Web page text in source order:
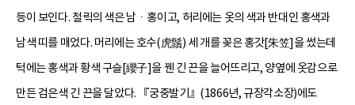
등이 보인다. 철릭의 색은 남ㆍ홍이고, 허리에는 옷의 색과 반대인 홍색과
남색 띠를 매었다. 머리에는 호수(虎鬚) 세 개를 꽂은 홍갓[朱笠]을 썼는데
턱에는 홍색과 황색 구슬[纓子]을 꿴 긴 끈을 늘어뜨리고, 양옆에 옷감으로
만든 검은색 긴 끈을 달았다. 『궁중발기』(1866년, 규장각소장)에도